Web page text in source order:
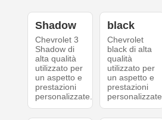
Shadow
Chevrolet 3
Shadow di
alta qualità
utilizzato per
un aspetto e
prestazioni
personalizzate.
black
Chevrolet
black di alta
qualità
utilizzato per
un aspetto e
prestazioni
personalizzate.